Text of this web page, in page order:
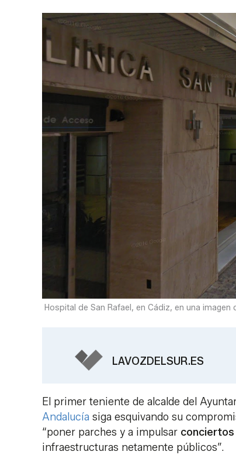
Hospital de San Rafael, en Cádiz, en una imagen
LAVOZDELSUR.ES
El primer teniente de alcalde del
Andalucía siga esquivando su
“poner parches y a impulsar conciertos
infraestructuras netamente públicos”.